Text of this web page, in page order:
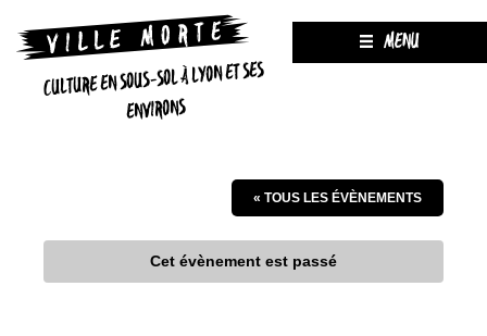
CULTURE EN SOUS-SOL À LYON ET SES
ENVIRONS
MENU
« TOUS LES ÉVÈNEMENTS
Cet évènement est passé